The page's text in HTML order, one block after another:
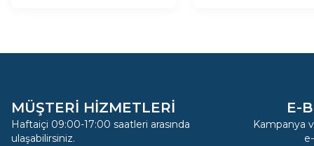
MÜŞTERİ HİZMETLERİ
Haftaiçi 09:00-17:00 saatleri arasında
ulaşabilirsiniz.
E-
Kampanya